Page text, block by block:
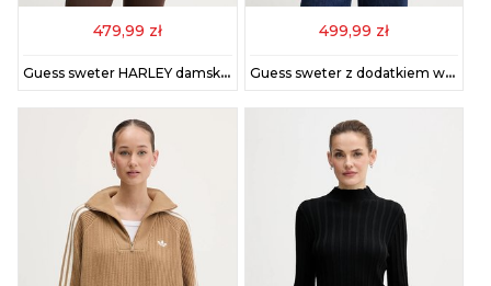
479,99 zł
Guess sweter HARLEY damski kolor beżowy lekki z półgolfem W5BR29 Z0572
499,99 zł
Guess sweter z dodatkiem wełny ELSA damski kolor beżowy z golfem W5BR30 Z1192